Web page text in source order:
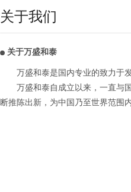
关于我们
关于万盛和泰
万盛和泰是国内专业的致力于
万盛和泰自成立以来，一直与
断推陈出新，为中国乃至世界范围